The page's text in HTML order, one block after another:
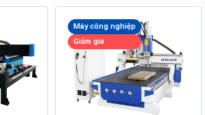
Máy công nghiệp
Giảm giá